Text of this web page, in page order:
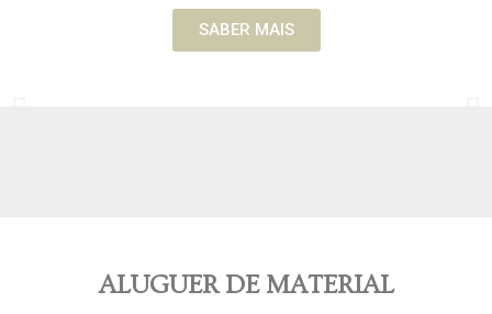
SABER MAIS
ALUGUER DE MATERIAL